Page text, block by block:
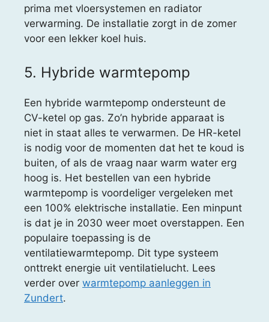
prima met vloersystemen en radiator
verwarming. De installatie zorgt in de zomer
voor een lekker koel huis.
5. Hybride warmtepomp
Een hybride warmtepomp ondersteunt de
CV-ketel op gas. Zo’n hybride apparaat is
niet in staat alles te verwarmen. De HR-ketel
is nodig voor de momenten dat het te koud is
buiten, of als de vraag naar warm water erg
hoog is. Het bestellen van een hybride
warmtepomp is voordeliger vergeleken met
een 100% elektrische installatie. Een minpunt
is dat je in 2030 weer moet overstappen. Een
populaire toepassing is de
ventilatiewarmtepomp. Dit type systeem
onttrekt energie uit ventilatielucht. Lees
verder over warmtepomp aanleggen in
Zundert.